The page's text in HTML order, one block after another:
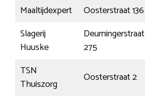
Maaltijdexpert
Oosterstraat 136
Slagerij
Huuske
Deurningerstraat
275
TSN
Thuiszorg
Oosterstraat 2